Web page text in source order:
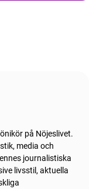
på Nöjeslivet.
media och
journalistiska
livsstil, aktuella